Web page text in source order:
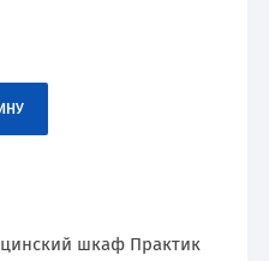
шкаф Практик